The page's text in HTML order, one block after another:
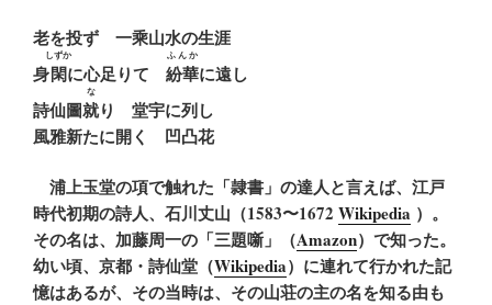
老を投ず 一乘山水の生涯
身閑
しずか
に心足りて 紛華
ふんか
に遠し
詩仙圖就
な
り 堂宇に列し
風雅新たに開く 凹凸花
浦上玉堂の項で触れた「隷書」の達人と言えば、江戸
時代初期の詩人、石川丈山（1583〜1672 Wikipedia ）。
その名は、加藤周一の「三題噺」（Amazon）で知った。
幼い頃、京都・詩仙堂（Wikipedia）に連れて行かれた記
憶はあるが、その当時は、その山荘の主の名を知る由も